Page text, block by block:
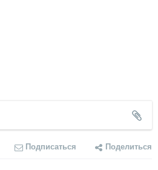
Подписаться Поделиться